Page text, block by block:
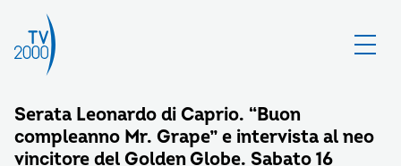
Serata Leonardo di Caprio. “Buon
compleanno Mr. Grape” e intervista al neo
vincitore del Golden Globe. Sabato 16